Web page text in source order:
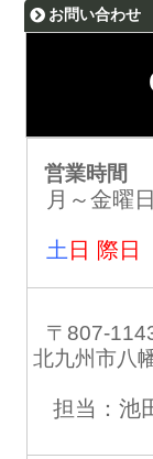
お問い合わせ
営業時間
月～金曜
土 日 際
〒807-
北九州市八
担当：池